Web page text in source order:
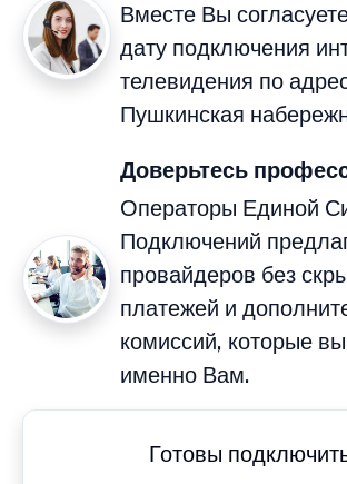
Вместе Вы
дату подключения
телевидения по
Пушкинская
Доверьтесь
Операторы Единой
Подключений
провайдеров без
платежей и
комиссий, которые
именно Вам.
Готовы